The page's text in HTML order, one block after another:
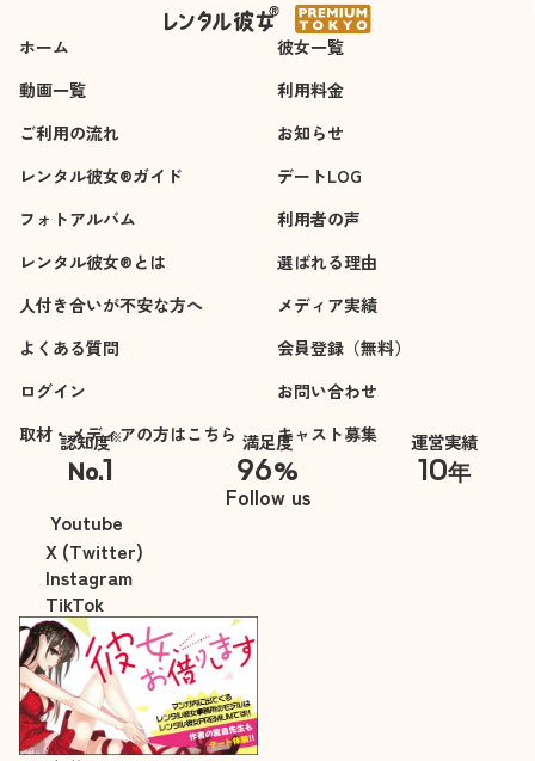
ホーム
彼女一覧
動画一覧
利用料金
ご利用の流れ
お知らせ
レンタル彼女®ガイド
デートLOG
フォトアルバム
利用者の声
レンタル彼女®とは
選ばれる理由
人付き合いが不安な方へ
メディア実績
よくある質問
会員登録（無料）
ログイン
お問い合わせ
取材・メディアの方はこちら
キャスト募集
認知度※
No.1
※自社調べ
満足度
96%
運営実績
10年
Follow us
Youtube
X (Twitter)
Instagram
TikTok